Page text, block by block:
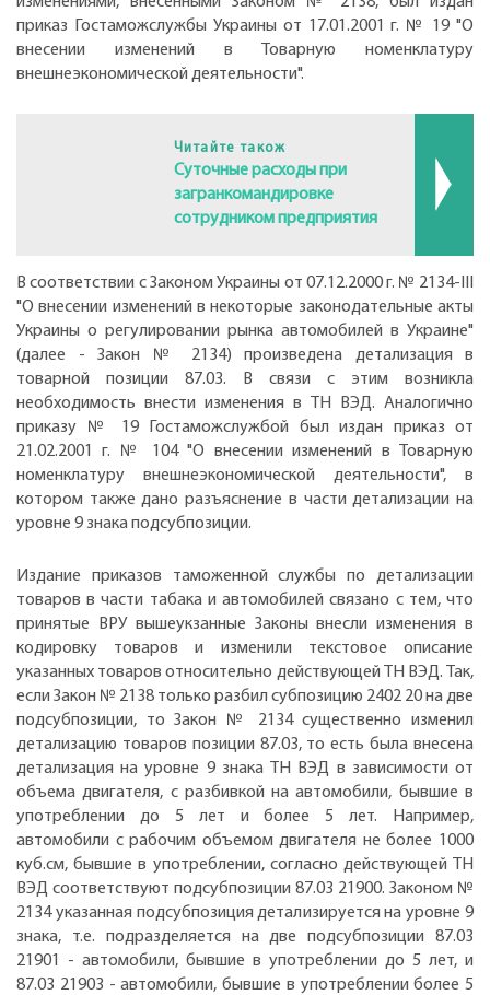
приказ Гостаможслужбы Украины от 17.01.2001 г. № 19 "О
внесении изменений в Товарную номенклатуру
внешнеэкономической деятельности".
Читайте також
Суточные расходы при
загранкомандировке
сотрудником предприятия
В соответствии с Законом Украины от 07.12.2000 г. № 2134-III
"О внесении изменений в некоторые законодательные акты
Украины о регулировании рынка автомобилей в Украине"
(далее - Закон № 2134) произведена детализация в
товарной позиции 87.03. В связи с этим возникла
необходимость внести изменения в ТН ВЭД. Аналогично
приказу № 19 Гостаможслужбой был издан приказ от
21.02.2001 г. № 104 "О внесении изменений в Товарную
номенклатуру внешнеэкономической деятельности", в
котором также дано разъяснение в части детализации на
уровне 9 знака подсубпозиции.
Издание приказов таможенной службы по детализации
товаров в части табака и автомобилей связано с тем, что
принятые ВРУ вышеукзанные Законы внесли изменения в
кодировку товаров и изменили текстовое описание
указанных товаров относительно действующей ТН ВЭД. Так,
если Закон № 2138 только разбил субпозицию 2402 20 на две
подсубпозиции, то Закон № 2134 существенно изменил
детализацию товаров позиции 87.03, то есть была внесена
детализация на уровне 9 знака ТН ВЭД в зависимости от
объема двигателя, с разбивкой на автомобили, бывшие в
употреблении до 5 лет и более 5 лет. Например,
автомобили с рабочим объемом двигателя не более 1000
куб.см, бывшие в употреблении, согласно действующей ТН
ВЭД соответствуют подсубпозиции 87.03 21900. Законом №
2134 указанная подсубпозиция детализируется на уровне 9
знака, т.е. подразделяется на две подсубпозиции 87.03
21901 - автомобили, бывшие в употреблении до 5 лет, и
87.03 21903 - автомобили, бывшие в употреблении более 5